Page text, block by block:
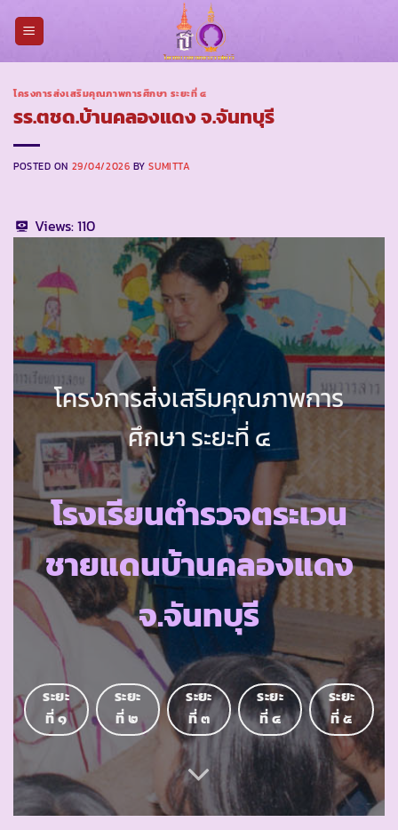
โครงการส่งเสริมคุณภาพการศึกษา ระยะที่ ๔
รร.ตชด.บ้านคลองแดง จ.จันทบุรี
POSTED ON 29/04/2026 BYSUMITTA
Views:110
โครงการส่งเสริมคุณภาพการ
ศึกษา ระยะที่ ๔
โรงเรียนตำรวจตระเวน
ชายแดนบ้านคลองแดง
จ.จันทบุรี
ระยะ
ที่ ๑
ระยะ
ที่ ๒
ระยะ
ที่ ๓
ระยะ
ที่ ๔
ระยะ
ที่ ๕